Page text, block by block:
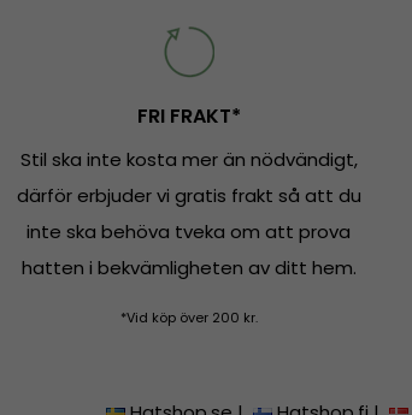
FRI FRAKT*
Stil ska inte kosta mer än nödvändigt,
därför erbjuder vi gratis frakt så att du
inte ska behöva tveka om att prova
hatten i bekvämligheten av ditt hem.
*Vid köp över 200 kr.